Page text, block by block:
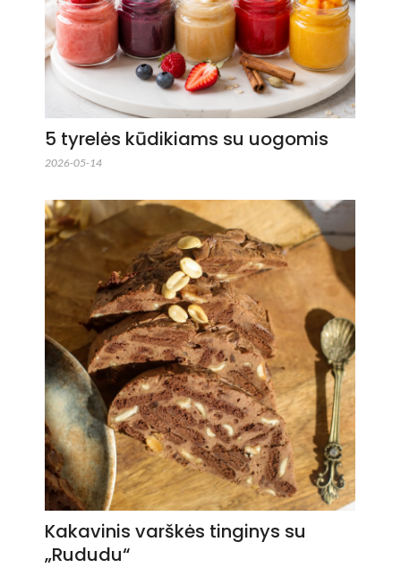
5 tyrelės kūdikiams su uogomis
2026-05-14
Kakavinis varškės tinginys su
„Rududu“